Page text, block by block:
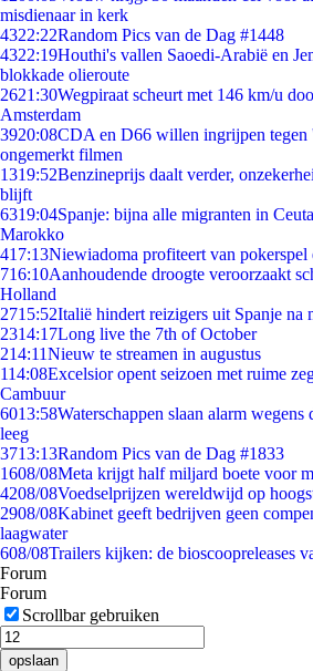
misdienaar in kerk
4322:22Random Pics van de Dag #1448
4322:19Houthi's vallen Saoedi-Arabië en
blokkade olieroute
2621:30Wegpiraat scheurt met 146 km/u
Amsterdam
3920:08CDA en D66 willen ingrijpen tegen
ongemerkt filmen
1319:52Benzineprijs daalt verder,
blijft
6319:04Spanje: bijna alle migranten in
Marokko
417:13Niewiadoma profiteert van
716:10Aanhoudende droogte veroorzaakt
Holland
2715:52Italië hindert reizigers uit Spanje na
2314:17Long live the 7th of October
214:11Nieuw te streamen in augustus
114:08Excelsior opent seizoen met ruime
Cambuur
6013:58Waterschappen slaan alarm wegens
leeg
3713:13Random Pics van de Dag #1833
1608/08Meta krijgt half miljard boete voor
4208/08Voedselprijzen wereldwijd op
2908/08Kabinet geeft bedrijven geen
laagwater
608/08Trailers kijken: de bioscoopreleases
Forum
Forum
Scrollbar gebruiken
opslaan